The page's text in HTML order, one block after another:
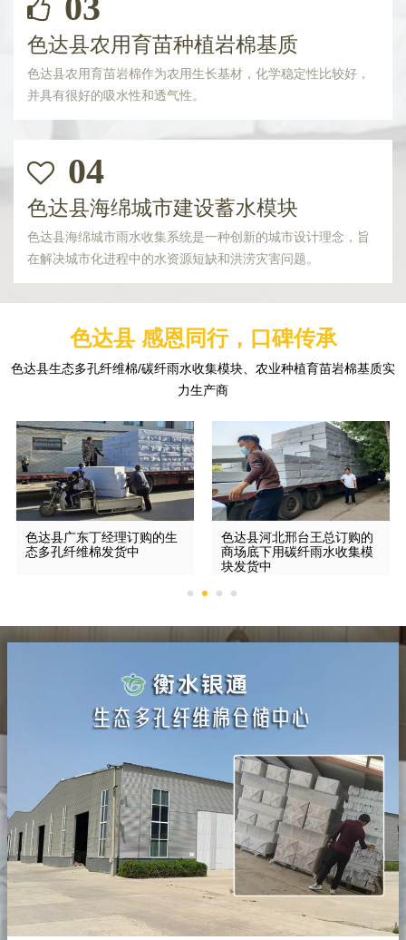
色达县农用育苗种植岩棉基质
色达县农用育苗岩棉作为农用生长基材，化学稳定性比较好，
并具有很好的吸水性和透气性。
04
色达县海绵城市建设蓄水模块
色达县海绵城市雨水收集系统是一种创新的城市设计理念，旨
在解决城市化进程中的水资源短缺和洪涝灾害问题。
色达县 感恩同行，口碑传承
色达县生态多孔纤维棉/碳纤雨水收集模块、农业种植育苗岩棉基质实
力生产商
色达县广东丁经理订购的生
态多孔纤维棉发货中
色达县河北邢台王总订购的
商场底下用碳纤雨水收集模
块发货中